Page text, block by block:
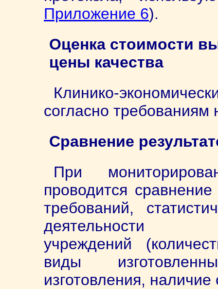
Приложение 6).
Оценка стоимости
цены качества
Клинико-
согласно
Сравнение
При
проводится
требований,
деятельности
учреждений
виды
изготовления,